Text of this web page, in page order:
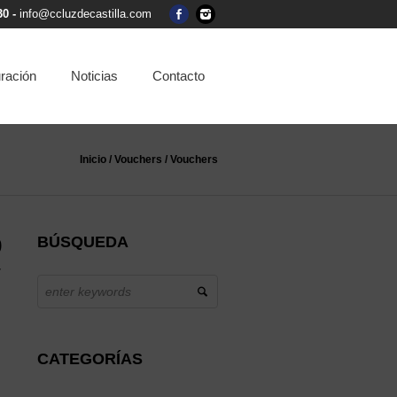
- info@ccluzdecastilla.com
Noticias Contacto
Inicio / Vouchers / Vouchers
EL
PRECIO
ACTUAL
£19.99.
BÚSQUEDA
CATEGORÍAS